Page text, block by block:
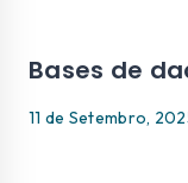
Bases de
11 de Setembro,